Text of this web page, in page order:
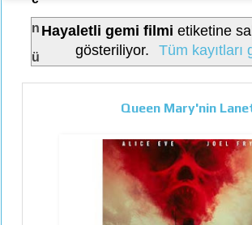
n
ü
Hayaletli gemi filmi etiketine
gösteriliyor.
Tüm kayıtları
Queen Mary'nin